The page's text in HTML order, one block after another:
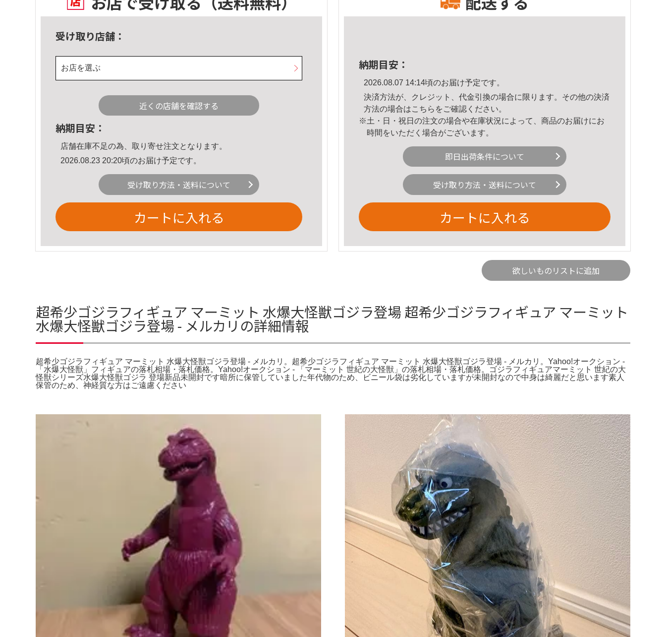
受け取り店舗：
お店を選ぶ
近くの店舗を確認する
納期目安：
店舗在庫不足の為、取り寄せ注文となります。
2026.08.23 20:20頃のお届け予定です。
受け取り方法・送料について
カートに入れる
納期目安：
2026.08.07 14:14頃のお届け予定です。
決済方法が、クレジット、代金引換の場合に限ります。その他の決済
方法の場合はこちら をご確認ください。
※土・日・祝日の注文の場合や在庫状況によって、商品のお届けにお
時間をいただく場合がございます。
即日出荷条件について
受け取り方法・送料について
カートに入れる
欲しいものリストに追加
超希少ゴジラフィギュア マーミット 水爆大怪獣ゴジラ登場 超希少ゴジラフィギュア マーミット
水爆大怪獣ゴジラ登場 - メルカリの詳細情報
超希少ゴジラフィギュア マーミット 水爆大怪獣ゴジラ登場 - メルカリ。超希少ゴジラフィギュア マーミット 水爆大怪獣ゴジラ登場 - メルカリ。Yahoo!オークション -
「水爆大怪獣」フィギュアの落札相場・落札価格。Yahoo!オークション - 「マーミット 世紀の大怪獣」の落札相場・落札価格。ゴジラフィギュアマーミット 世紀の大
怪獣シリーズ水爆大怪獣ゴジラ 登場新品未開封です暗所に保管していました年代物のため、ビニール袋は劣化していますが未開封なので中身は綺麗だと思います素人
保管のため、神経質な方はご遠慮ください